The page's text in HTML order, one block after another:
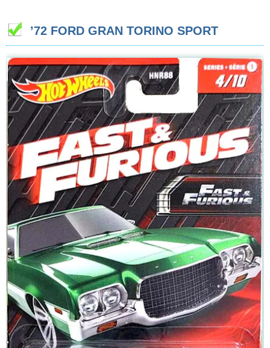
’72 FORD GRAN TORINO SPORT